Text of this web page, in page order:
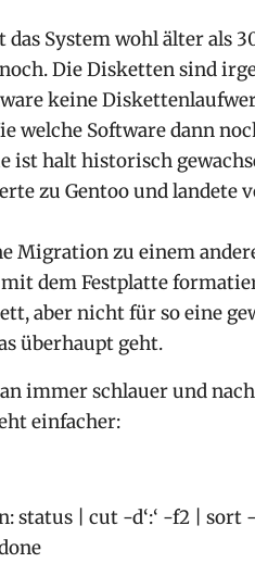
das System wohl älter als
Die Disketten sind
keine
welche Software dann
ist halt historisch
zu Gentoo und landete
Migration zu einem
mit dem Festplatte
aber nicht für so eine
überhaupt geht.
immer schlauer und
einfacher:
status | cut -d‘:‘ -f2 | sort